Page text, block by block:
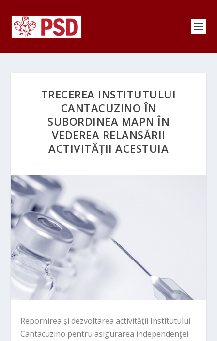
TRECEREA INSTITUTULUI
CANTACUZINO ÎN
SUBORDINEA MAPN ÎN
VEDEREA RELANSĂRII
ACTIVITĂȚII ACESTUIA
Repornirea şi dezvoltarea activităţii Institutului
Cantacuzino pentru asigurarea independenţei